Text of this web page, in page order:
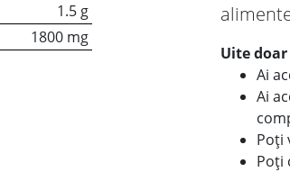
1.5 g
1800 mg
Uite
Ai
Ai
Poți
Poți